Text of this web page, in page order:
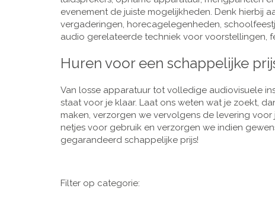
evenement de juiste mogelijkheden. Denk hierbij
vergaderingen, horecagelegenheden,
audio gerelateerde techniek voor voorstellingen,
Huren voor een schappelijke
Van losse apparatuur tot volledige audiovisuele
staat voor je klaar. Laat ons weten wat je zoekt,
maken, verzorgen we vervolgens de levering
netjes voor gebruik en verzorgen we indien
gegarandeerd schappelijke prijs!
Filter op categorie: